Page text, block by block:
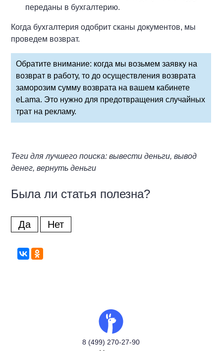
переданы в бухгалтерию.
Когда бухгалтерия одобрит сканы документов, мы
проведем возврат.
Обратите внимание: когда мы возьмем заявку на
возврат в работу, то до осуществления возврата
заморозим сумму возврата на вашем кабинете
eLama. Это нужно для предотвращения случайных
трат на рекламу.
Теги для лучшего поиска: вывести деньги, вывод
денег, вернуть деньги
Была ли статья полезна?
Да Нет
8 (499) 270-27-90